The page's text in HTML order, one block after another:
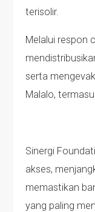
terisolir.
Melalui respon
serta
Malalo,
Sinergi
akses,
memastikan
yang paling